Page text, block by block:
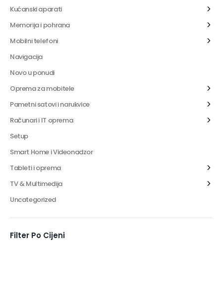
Kućanski aparati
Memorija i pohrana
Mobilni telefoni
Navigacija
Novo u ponudi
Oprema za mobitele
Pametni satovi i narukvice
Računari i IT oprema
Setup
Smart Home i Videonadzor
Tableti i oprema
TV & Multimedija
Uncategorized
Filter Po Cijeni